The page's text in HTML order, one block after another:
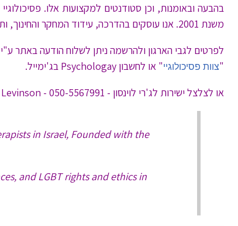
בהבעה ובאומנות, וכן סטודנטים למקצועות אלו.
משנת 2001. אנו עוסקים בהדרכה, עידוד המחקר והחינוך, ותמיכה ודיון בין מטפלים ששיכים לקהילה ההומו-לסבית.
לפרטים לגבי הארגון ולהרשמה ניתן לשלוח הודעה באתר
"צוות פסיכולוגיי" או לחשבון Psychologay בג'ימייל.
או לצלצל ישירות לג'רי לוינסון - 050-5567991 - Call Jerry Levinson
in Israel, Founded with the
and LGBT rights and ethics in